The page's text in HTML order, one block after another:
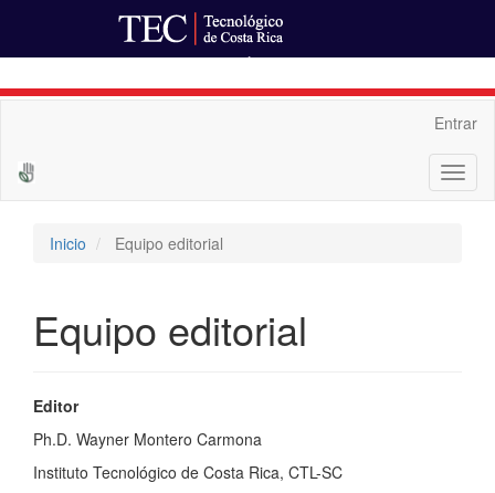
Barra
Entrar
Inicio Equipo editorial
Equipo editorial
Editor
Ph.D. Wayner Montero Carmona
Instituto Tecnológico de Costa Rica, CTL-SC